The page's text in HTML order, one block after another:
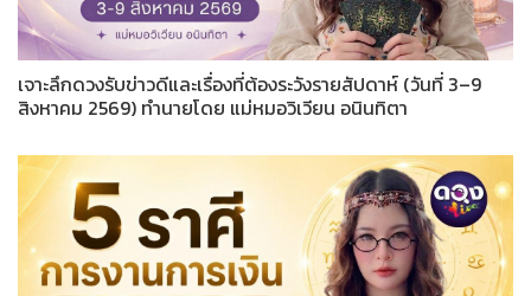
เจาะลึกดวงรับข่าวดีและเรื่องที่ต้องระวังรายสัปดาห์ (วันที่ 3–9
สิงหาคม 2569) ทำนายโดย แม่หมอวิเวียน อนินทิตา